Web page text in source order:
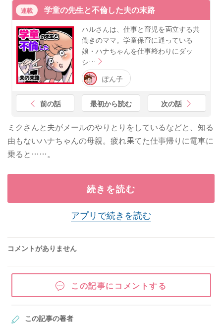
連載 学童の先生と不倫した夫の末路
ハルさんは、仕事と育児を両立する共
働きのママ。学童保育に通っている
娘・ハナちゃんを仕事終わりにダッ
シ…
ぽん子
前の話 最初から読む 次の話
ミクさんと夫がメールのやりとりをしているなどと、知る
由もないハナちゃんの母親。疲れ果てた仕事帰りに電車に
乗ると……。
続きを読む
アプリで続きを読む
コメントがありません
この記事にコメントする
この記事の著者